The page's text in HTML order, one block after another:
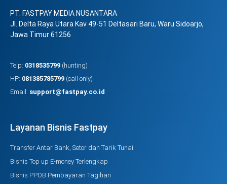
PT. FASTPAY MEDIA NUSANTARA
Jl. Delta Raya Utara Kav 49-51 Deltasari Baru, Waru Sidoarjo,
Jawa Timur 61256
Telp: 0318535799 (hunting)
HP: 081385785799 (call only)
Email: support@fastpay.co.id
Layanan Bisnis Fastpay
Transfer Antar Bank, Setor dan Tarik Tunai
Bisnis Top up E-money Terlengkap
Bisnis PPOB Pembayaran Tagihan